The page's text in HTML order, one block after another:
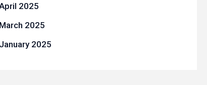
2025
March 2025
January 2025